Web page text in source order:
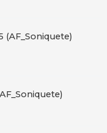
(AF_Soniquete)